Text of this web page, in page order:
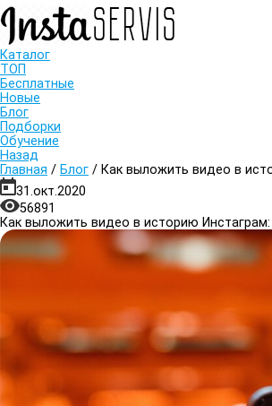
Каталог
ТОП
Бесплатные
Новые
Блог
Подборки
Обучение
Назад
Главная / Блог / Как выложить видео в
31.окт.2020
56891
Как выложить видео в историю